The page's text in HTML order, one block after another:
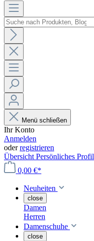
Menü schließen
Ihr Konto
Anmelden
oderregistrieren
Übersicht Persönliches Profil
0,00 €*
Neuheiten
close
Damen
Herren
Damenschuhe
close